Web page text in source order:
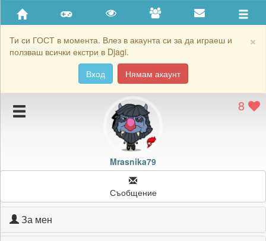
×
Ти си ГОСТ в момента. Влез в акаунта си за да играеш и
ползваш всички екстри в Djagi.
Вход
Нямам акаунт
Приятели
Хронология на игри
Подаръците на Mrasnika79
Картичките на Mrasnika79
Блокирай Mrasnika79
8
Mrasnika79
Съобщение
За мен